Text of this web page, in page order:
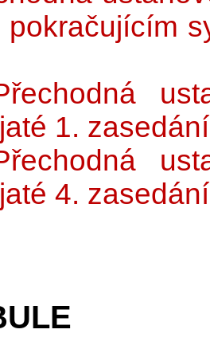
pokračujícím
1.
4.